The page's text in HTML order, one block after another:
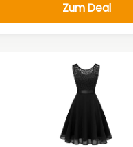
Zum Deal